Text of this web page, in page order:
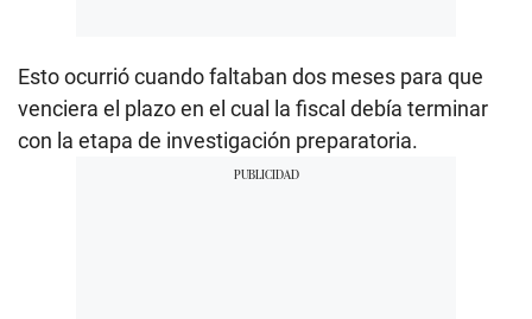
Esto ocurrió cuando faltaban dos meses para que
venciera el plazo en el cual la fiscal debía terminar
con la etapa de investigación preparatoria.